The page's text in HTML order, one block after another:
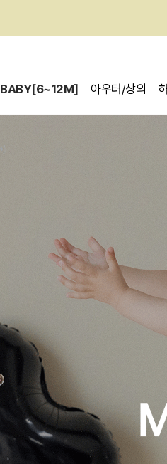
BABY[6~12M] 아우터/상의